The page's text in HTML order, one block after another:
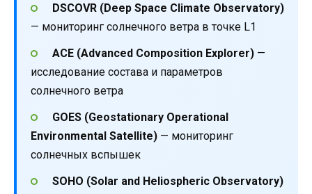
DSCOVR (Deep Space Climate Observatory)
— мониторинг солнечного ветра в точке L1
ACE (Advanced Composition Explorer)—
исследование состава и параметров
солнечного ветра
GOES (Geostationary Operational
Environmental Satellite) — мониторинг
солнечных вспышек
SOHO (Solar and Heliospheric Observatory)